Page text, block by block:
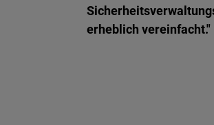
erheblich vereinfacht."